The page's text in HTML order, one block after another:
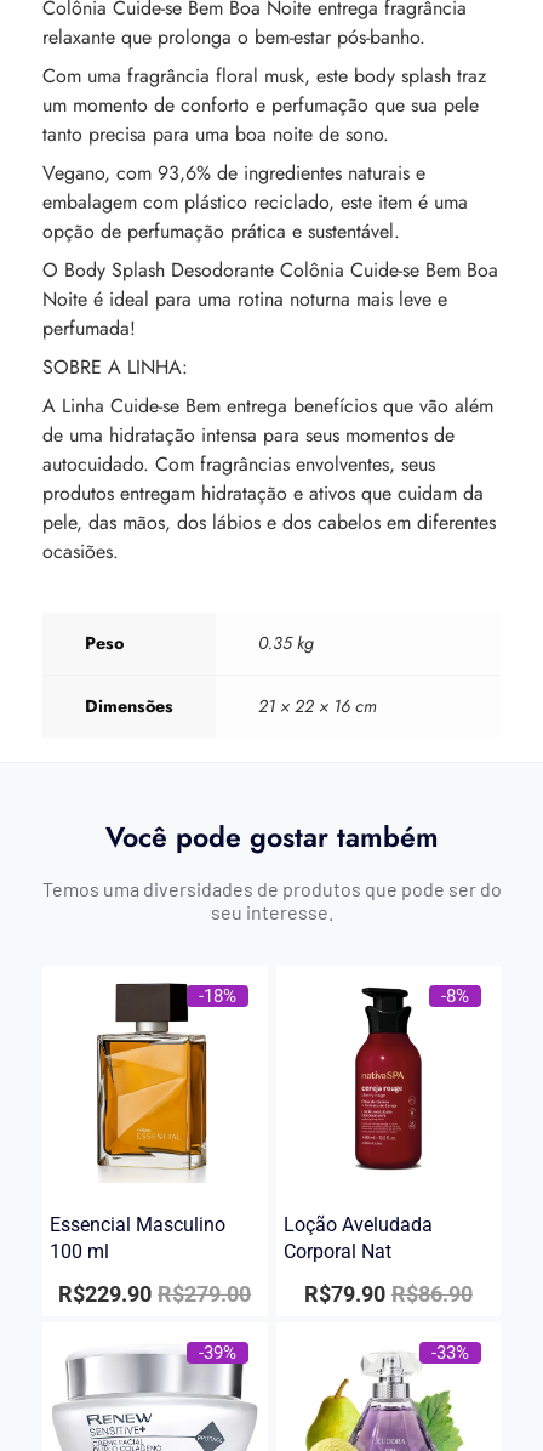
Colônia Cuide-se Bem Boa Noite entrega fragrância
relaxante que prolonga o bem-estar pós-banho.
Com uma fragrância floral musk, este body splash traz
um momento de conforto e perfumação que sua pele
tanto precisa para uma boa noite de sono.
Vegano, com 93,6% de ingredientes naturais e
embalagem com plástico reciclado, este item é uma
opção de perfumação prática e sustentável.
O Body Splash Desodorante Colônia Cuide-se Bem Boa
Noite é ideal para uma rotina noturna mais leve e
perfumada!
SOBRE A LINHA:
A Linha Cuide-se Bem entrega benefícios que vão além
de uma hidratação intensa para seus momentos de
autocuidado. Com fragrâncias envolventes, seus
produtos entregam hidratação e ativos que cuidam da
pele, das mãos, dos lábios e dos cabelos em diferentes
ocasiões.
Peso 0.35 kg
Dimensões 21 × 22 × 16 cm
Você pode gostar também
Temos uma diversidades de produtos que pode ser do
seu interesse.
-18%
Essencial Masculino
100 ml
R$279.00
R$229.90
-8%
Loção Aveludada
Corporal Nat
R$86.90
R$79.90
-39% -33%